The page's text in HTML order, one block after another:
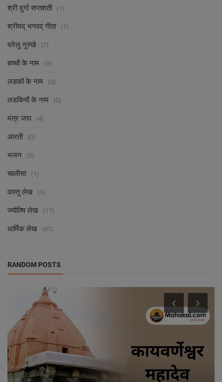
श्री दुर्गा सप्तशती (1)
श्रीमद् भगवद् गीता (1)
घरेलु नुस्खे (7)
बच्चों के नाम (0)
लडकों के नाम (0)
लडकियों के नाम (0)
मंत्र जाप (4)
आरती (0)
भजन (0)
चालीसा (1)
वास्तु लेख (0)
ज्योतिष लेख (17)
धार्मिक लेख (97)
RANDOM POSTS